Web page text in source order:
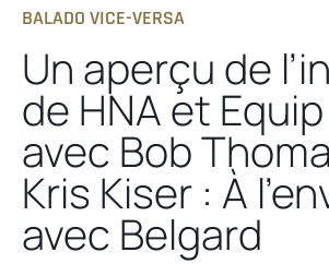
BALADO VICE-VERSA
Un aperçu de
de HNA et
avec Bob
Kris Kiser : À
avec Belgard